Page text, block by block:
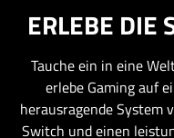
ERLEBE DIE
Tauche ein in eine
erlebe Gaming auf
herausragende System
Switch und einen